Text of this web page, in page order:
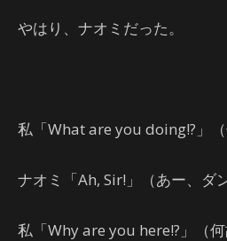
やはり、ナオミだった。
私「What are you doing!?」（
ナオミ「Ah, Sir!」（あー、ダ
私「Why are you here!?」（何